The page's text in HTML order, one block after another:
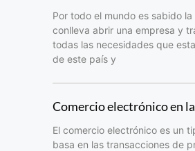
Por todo el mundo es sabido
conlleva abrir una empresa y
todas las necesidades que
de este país y
Comercio electrónico en
El comercio electrónico es un
basa en las transacciones de